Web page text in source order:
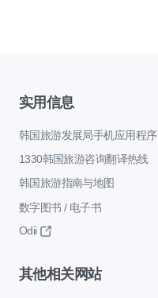
实用信息
韩国旅游发展局手机应用程序
1330韩国旅游咨询翻译热线
韩国旅游指南与地图
数字图书 / 电子书
Odii
其他相关网站